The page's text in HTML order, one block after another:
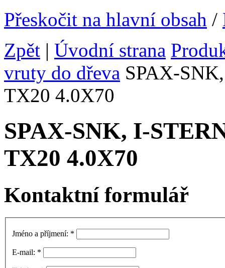
Přeskočit na hlavní obsah /
Zpět | Úvodní strana
vruty do dřeva SPAX-
TX20 4.0X70
SPAX-SNK, I-
TX20 4.0X70
Kontaktní formulář
Jméno a příjmení: *
E-mail: *